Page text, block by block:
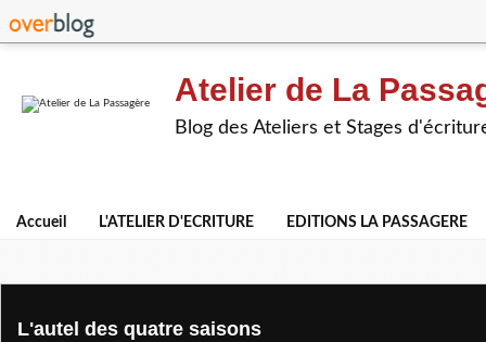
Atelier de La
Blog des Ateliers et Stages
Accueil L'ATELIER D'ECRITURE EDITIONS LA PASSAGERE
L'autel des quatre saisons